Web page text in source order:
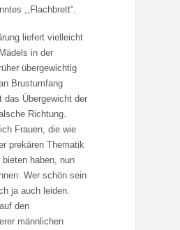
,,Flachbrett“.
liefert vielleicht
in der
übergewichtig
Brustumfang
das Übergewicht der
Richtung.
Frauen, die wie
prekären Thematik
haben, nun
Wer schön sein
ja auch leiden.
den
männlichen